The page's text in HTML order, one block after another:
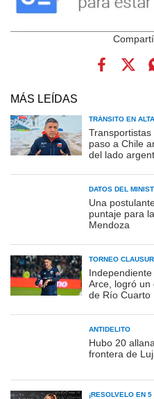
MÁS LEÍDAS
TRÁNSITO EN
paso a Chile
del lado
DATOS DEL
Una
puntaje para
Mendoza
TORNEO
Arce, logró un
de Río Cuarto
ANTIDELITO
Hubo 20
frontera de
¡RESOLVELO EN